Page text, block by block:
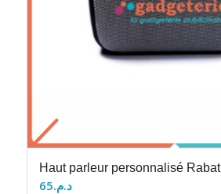
Haut parleur personnalisé Rabat
د.م.65